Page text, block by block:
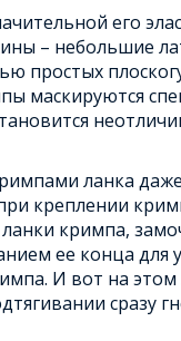
его
– небольшие
простых
маскируются
ланка
креплении
кримпа,
ее конца для
И вот на этом
сразу